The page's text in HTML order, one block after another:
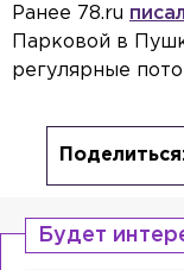
Ранее 78.ru писал
Парковой в
регулярные
Будет